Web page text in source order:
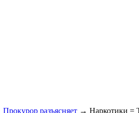
Прокурор разъясняет → Наркотики =